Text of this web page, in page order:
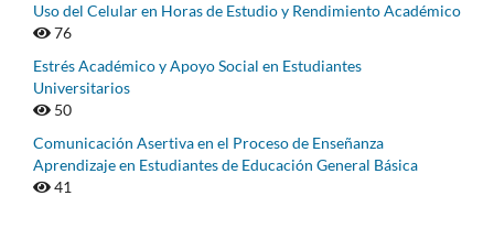
Uso del Celular en Horas de Estudio y Rendimiento Académico
76
Estrés Académico y Apoyo Social en Estudiantes
Universitarios
50
Comunicación Asertiva en el Proceso de Enseñanza
Aprendizaje en Estudiantes de Educación General Básica
41